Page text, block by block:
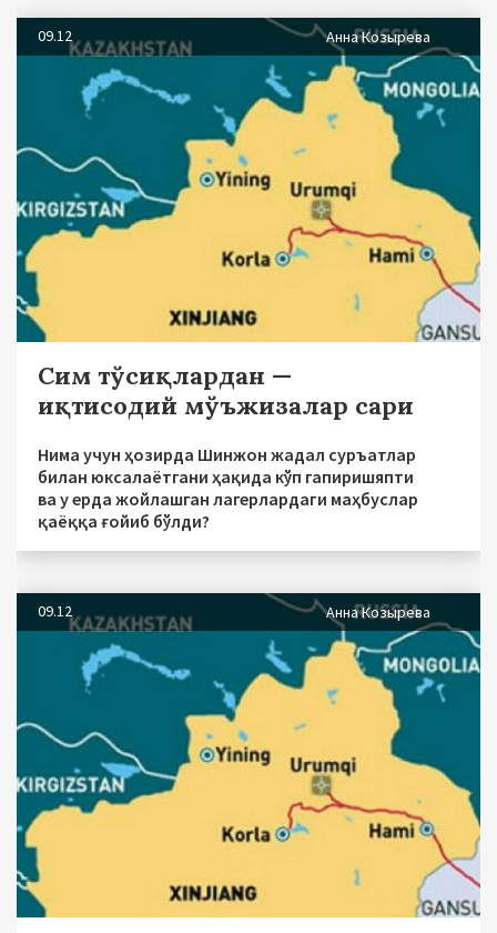
09.12 Анна Козырева
Сим тўсиқлардан —
иқтисодий мўъжизалар сари
Нима учун ҳозирда Шинжон жадал суръатлар
билан юксалаётгани ҳақида кўп гапиришяпти
ва у ерда жойлашган лагерлардаги маҳбуслар
қаёққа ғойиб бўлди?
09.12 Анна Козырева